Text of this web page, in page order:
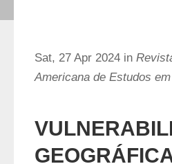
Sat, 27 Apr 2024 in
Americana de Estudos